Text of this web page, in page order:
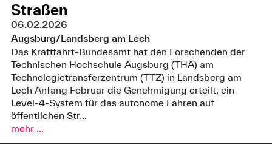
Straßen
06.02.2026
Augsburg/Landsberg am Lech
Das Kraftfahrt-Bundesamt hat den Forschenden der
Technischen Hochschule Augsburg (THA) am
Technologietransferzentrum (TTZ) in Landsberg am
Lech Anfang Februar die Genehmigung erteilt, ein
Level-4-System für das autonome Fahren auf
öffentlichen Str...
mehr ...